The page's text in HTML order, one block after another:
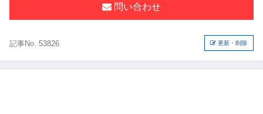
問い合わせ
記事No. 53826 更新・削除